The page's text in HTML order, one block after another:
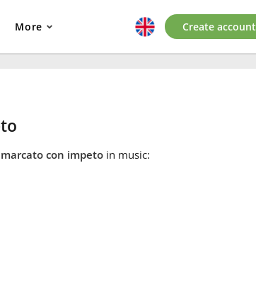
More Create account
marcato con impetoin music: